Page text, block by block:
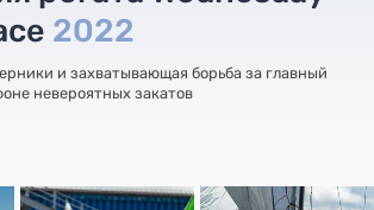
2022
и захватывающая борьба за главный
невероятных закатов